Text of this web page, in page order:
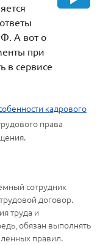
А вот о
при
в сервисе
кадрового
права
сотрудник
договор.
труда и
обязан выполнять
правил.